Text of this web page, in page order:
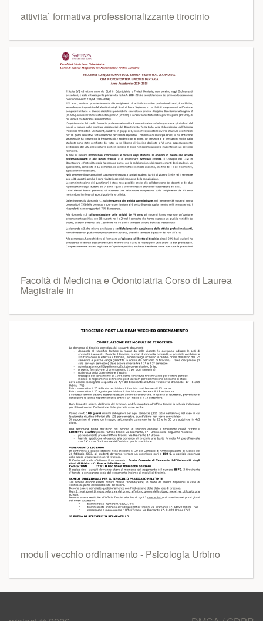
attivita` formativa professionalizzante tirocinio
Facoltà di Medicina e Odontoiatria Corso di Laurea
Magistrale in
moduli vecchio ordinamento - Psicologia Urbino